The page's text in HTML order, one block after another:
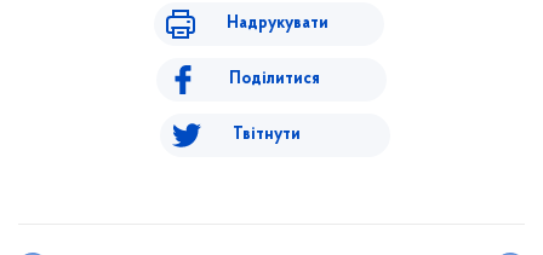
Надрукувати
Поділитися
Твітнути